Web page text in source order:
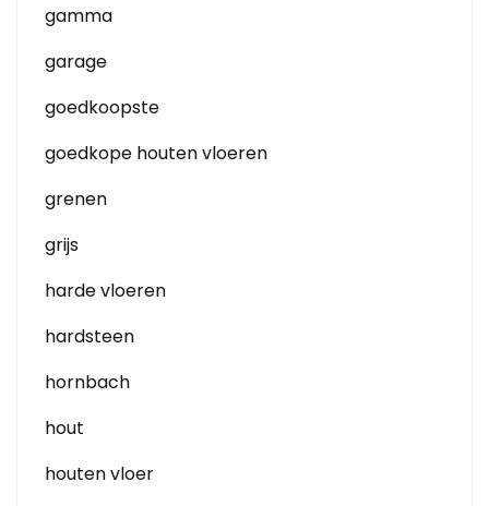
gamma
garage
goedkoopste
goedkope houten vloeren
grenen
grijs
harde vloeren
hardsteen
hornbach
hout
houten vloer